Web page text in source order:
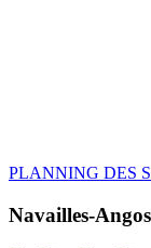
PLANNING DES
Navailles-